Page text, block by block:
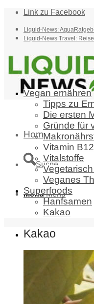
Link zu Facebook
Liquid-News:
Liquid-News Travel:
Home
Suche
Menü Menü
Vegan ernähren
Tipps zu
Die ersten
Gründe für
Vitamin B12
Vitalstoffe
Veganes
Superfoods
Hanfsamen
Kakao
Kakao